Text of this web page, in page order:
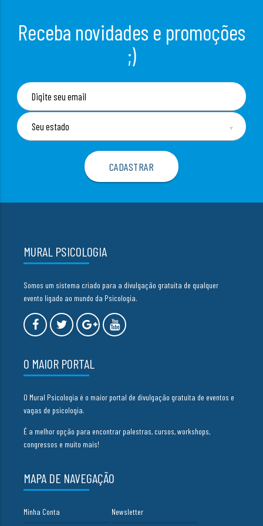
Receba novidades e promoções
;)
▼
MURAL PSICOLOGIA
Somos um sistema criado para a divulgação gratuita de qualquer
evento ligado ao mundo da Psicologia.
O MAIOR PORTAL
O Mural Psicologia é o maior portal de divulgação gratuita de eventos e
vagas de psicologia.
É a melhor opção para encontrar palestras, cursos, workshops,
congressos e muito mais!
MAPA DE NAVEGAÇÃO
Minha Conta Newsletter